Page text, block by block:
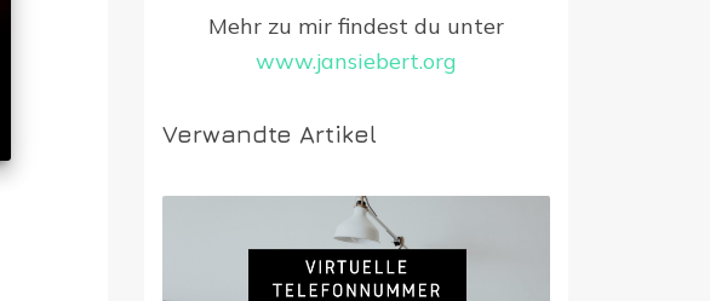
Mehr zu mir findest du unter
www.jansiebert.org
Verwandte Artikel